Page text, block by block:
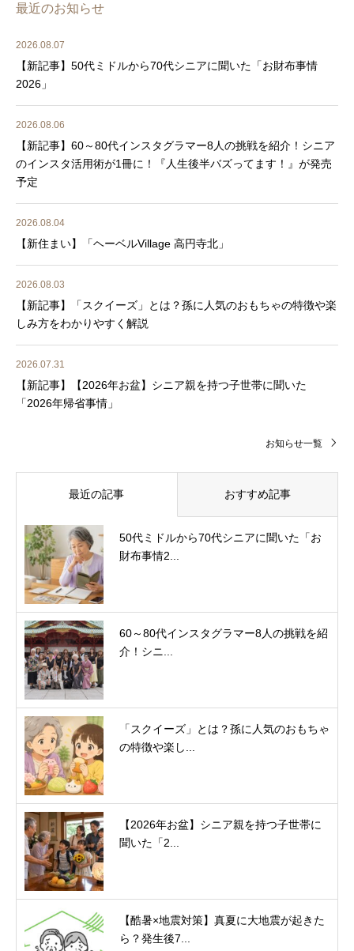
最近のお知らせ
2026.08.07
【新記事】50代ミドルから70代シニアに聞いた「お財布事情
2026」
2026.08.06
【新記事】60～80代インスタグラマー8人の挑戦を紹介！シニア
のインスタ活用術が1冊に！『人生後半バズってます！』が発売
予定
2026.08.04
【新住まい】「ヘーベルVillage 高円寺北」
2026.08.03
【新記事】「スクイーズ」とは？孫に人気のおもちゃの特徴や楽
しみ方をわかりやすく解説
2026.07.31
【新記事】【2026年お盆】シニア親を持つ子世帯に聞いた
「2026年帰省事情」
お知らせ一覧
最近の記事 おすすめ記事
50代ミドルから70代シニアに聞いた「お
財布事情2...
60～80代インスタグラマー8人の挑戦を紹
介！シニ...
「スクイーズ」とは？孫に人気のおもちゃ
の特徴や楽し...
【2026年お盆】シニア親を持つ子世帯に
聞いた「2...
【酷暑×地震対策】真夏に大地震が起きた
ら？発生後7...